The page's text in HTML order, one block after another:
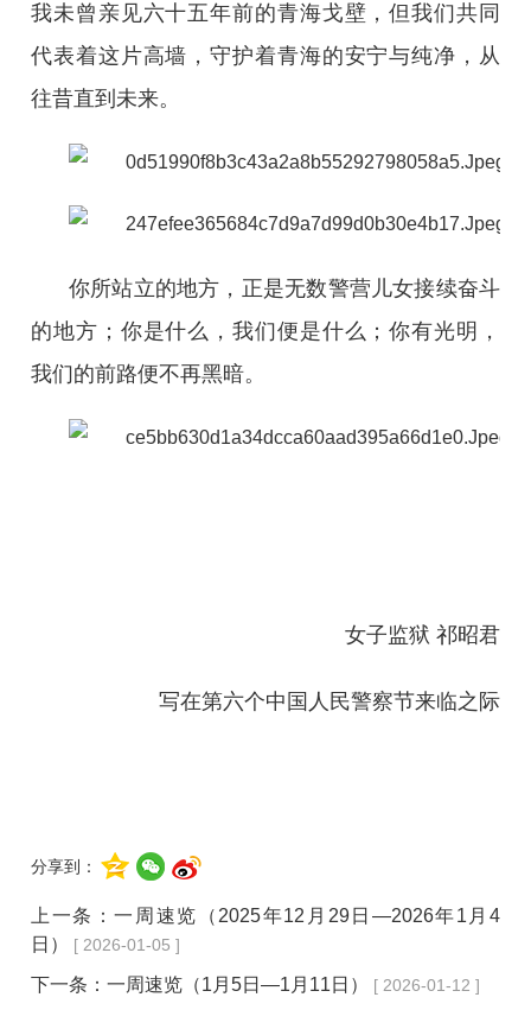
我未曾亲见六十五年前的青海戈壁，但我们共同
代表着这片高墙，守护着青海的安宁与纯净，从
往昔直到未来。
你所站立的地方，正是无数警营儿女接续奋斗
的地方；你是什么，我们便是什么；你有光明，
我们的前路便不再黑暗。
女子监狱 祁昭君
写在第六个中国人民警察节来临之际
分享到：
上一条：一周速览（2025年12月29日—2026年1月4
日）
[ 2026-01-05 ]
下一条：一周速览（1月5日—1月11日） [ 2026-01-12 ]